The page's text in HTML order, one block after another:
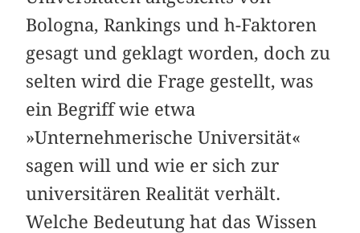
Bologna, Rankings und h-Faktoren
gesagt und geklagt worden, doch zu
selten wird die Frage gestellt, was
ein Begriff wie etwa
»Unternehmerische Universität«
sagen will und wie er sich zur
universitären Realität verhält.
Welche Bedeutung hat das Wissen